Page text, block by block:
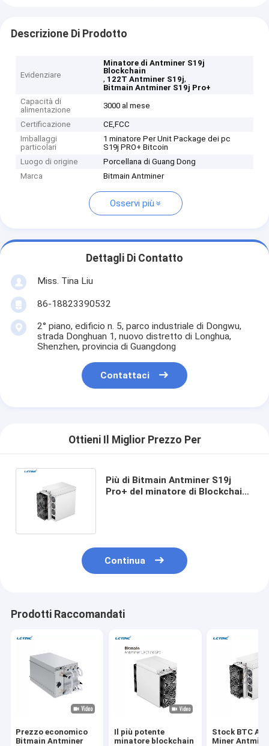
Descrizione Di Prodotto
Evidenziare
Minatore di Antminer S19j
Blockchain
, 122T Antminer S19j,
Bitmain Antminer S19j Pro+
Capacità di
alimentazione
3000 al mese
Certificazione
CE,FCC
Imballaggi
particolari
1 minatore Per Unit Package dei pc
S19j PRO+ Bitcoin
Luogo di origine
Porcellana di Guang Dong
Marca
Bitmain Antminer
Osservi più
Dettagli Di Contatto
Miss. Tina Liu
86-18823390532
2° piano, edificio n. 5, parco industriale di Dongwu,
strada Donghuan 1, nuovo distretto di Longhua,
Shenzhen, provincia di Guangdong
Contattaci
Ottieni Il Miglior Prezzo Per
Più di Bitmain Antminer S19j
Pro+ del minatore di Blockchain
Continua
Prodotti Raccomandati
Prezzo economico
Bitmain Antminer
Il più potente
minatore blockchain
Stock BTC
Miner